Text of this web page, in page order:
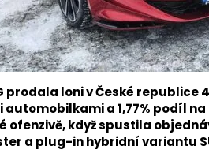
prodala loni v České republice
automobilkami a 1,77% podíl
ofenzivě, když spustila
a plug-in hybridní variantu